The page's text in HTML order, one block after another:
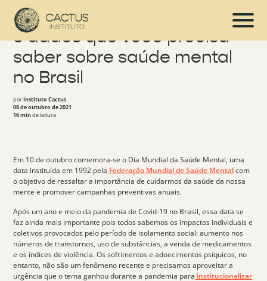
8 dados que você precisa
saber sobre saúde mental
no Brasil
porInstituto Cactus
08 de outubro de 2021
16 minde leitura
Em 10 de outubro comemora-se o Dia Mundial da Saúde Mental, uma
data instituída em 1992 pela Federação Mundial de Saúde Mental com
o objetivo de ressaltar a importância de cuidarmos da saúde da nossa
mente e promovercampanhas preventivas anuais.
Após um ano e meio da pandemia de Covid-19 no Brasil, essa data se
faz ainda mais importante pois todos sabemos os impactos individuais e
coletivos provocados pelo período de isolamento social: aumento nos
números de transtornos, uso de substâncias, a venda de medicamentos
e os índices de violência. Os sofrimentos eadoecimentos psíquicos , no
entanto, não são um fenômeno recente e precisamos aproveitar a
urgência que o tema ganhou durante a pandemia para institucionalizar